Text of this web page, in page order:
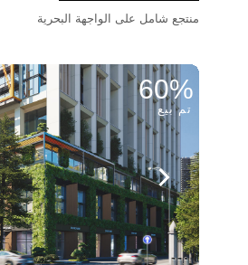
منتجع شامل على الواجهة البحرية
60%
تم بيع